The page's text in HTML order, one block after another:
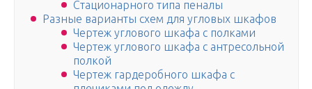
Стационарного типа пеналы
Разные варианты схем для угловых шкафов
Чертеж углового шкафа с полками
Чертеж углового шкафа с антресольной
полкой
Чертеж гардеробного шкафа с